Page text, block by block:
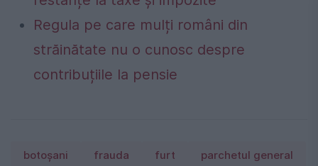
Regula pe care mulți români din
străinătate nu o cunosc despre
contribuțiile la pensie
botoșani frauda furt parchetul general